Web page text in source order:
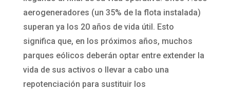
aerogeneradores (un 35% de la flota instalada)
superan ya los 20 años de vida útil. Esto
significa que, en los próximos años, muchos
parques eólicos deberán optar entre extender la
vida de sus activos o llevar a cabo una
repotenciación para sustituir los